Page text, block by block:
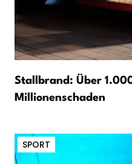
Stallbrand: Über
Millionenschaden
SPORT